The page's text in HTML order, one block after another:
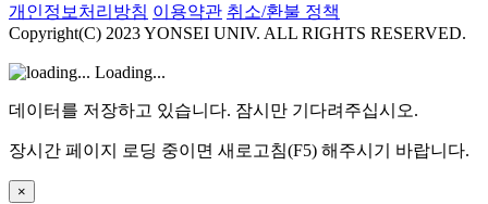
개인정보처리방침 이용약관 취소/환불 정책
Copyright(C) 2023 YONSEI UNIV. ALL RIGHTS RESERVED.
Loading...
데이터를 저장하고 있습니다. 잠시만 기다려주십시오.
장시간 페이지 로딩 중이면 새로고침(F5) 해주시기 바랍니다.
×